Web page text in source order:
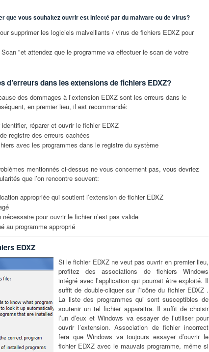
que vous souhaitez ouvrir est infecté par du malware ou de virus?
supprimer les logiciels malveillants / virus de fichiers EDXZ pour
"et attendez que le programme va effectuer le scan de votre
d’erreurs dans les extensions de fichiers EDXZ?
des dommages à l’extension EDXZ sont les erreurs dans le
en premier lieu, il est recommandé:
réparer et ouvrir le fichier EDXZ
registre des erreurs cachées
avec les programmes dans le registre du système
mentionnés ci-dessus ne vous concernent pas, vous devriez
que l’on rencontre souvent:
appropriée qui soutient l’extension de fichier EDXZ
nécessaire pour ouvrir le fichier n’est pas valide
au programme approprié
EDXZ
Si le fichier EDXZ ne veut pas ouvrir en premier lieu,
profitez des associations de fichiers Windows
intégré avec l’application qui pourrait être exploité. Il
suffit de double-cliquer sur l’icône du fichier EDXZ .
La liste des programmes qui sont susceptibles de
soutenir un tel fichier apparaitra. Il suffit de choisir
l’un d’eux et Windows va essayer de l’utiliser pour
ouvrir l’extension. Association de fichier incorrect
fera que Windows va toujours essayer d’ouvrir le
fichier EDXZ avec le mauvais programme, même si